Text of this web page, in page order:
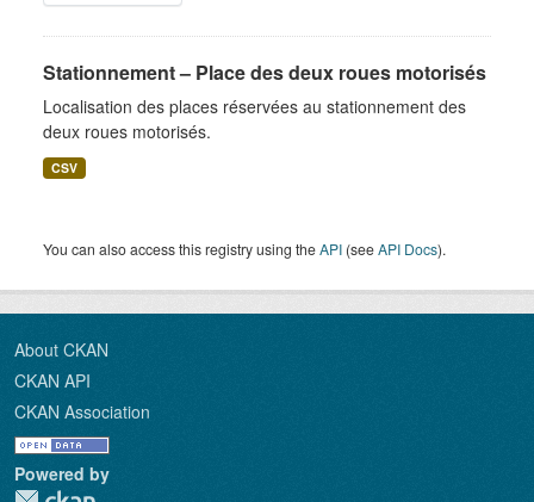
Stationnement – Place des deux roues motorisés
Localisation des places réservées au stationnement des
deux roues motorisés.
CSV
You can also access this registry using theAPI (seeAPI Docs).
About CKAN
CKAN API
CKAN Association
Powered by